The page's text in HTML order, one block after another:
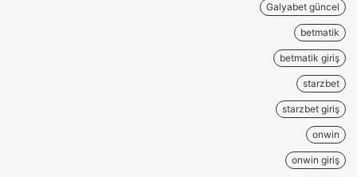
Galyabet güncel
betmatik
betmatik giriş
starzbet
starzbet giriş
onwin
onwin giriş